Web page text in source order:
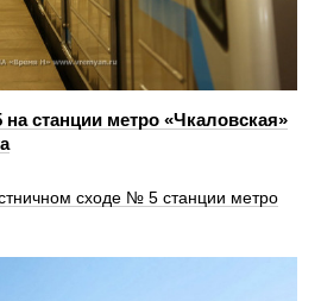
станции метро «Чкаловская»
сходе № 5 станции метро